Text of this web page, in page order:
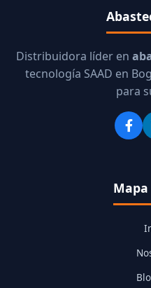
Distribuidora líder en
tecnología SAAD en
para